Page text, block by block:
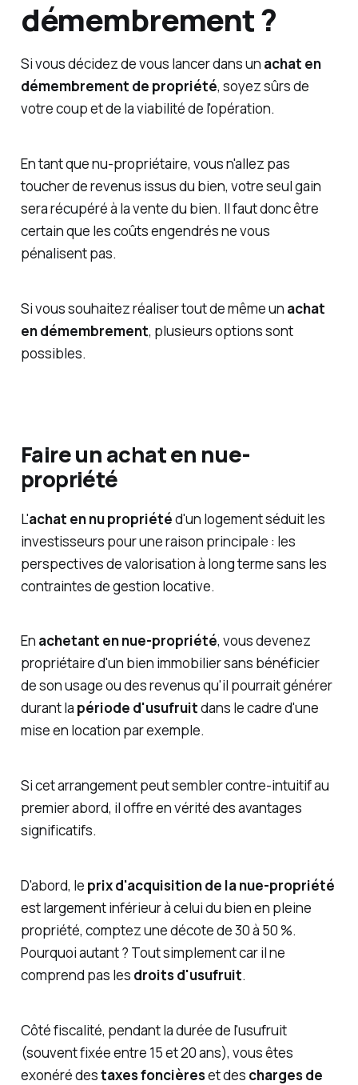
démembrement ?
Si vous décidez de vous lancer dans un achat en
démembrement de propriété, soyez sûrs de
votre coup et de la viabilité de l'opération.
En tant que nu-propriétaire, vous n'allez pas
toucher de revenus issus du bien, votre seul gain
sera récupéré à la vente du bien. Il faut donc être
certain que les coûts engendrés ne vous
pénalisent pas.
Si vous souhaitez réaliser tout de même un achat
en démembrement, plusieurs options sont
possibles.
Faire un achat en nue-
propriété
L'achat en nu propriétéd'un logement séduit les
investisseurs pour une raison principale : les
perspectives de valorisation à long terme sans les
contraintes de gestion locative.
En achetant en nue-propriété, vous devenez
propriétaire d'un bien immobilier sans bénéficier
de son usage ou des revenus qu'il pourrait générer
durant la période d'usufruitdans le cadre d'une
mise en location par exemple.
Si cet arrangement peut sembler contre-intuitif au
premier abord, il offre en vérité des avantages
significatifs.
D'abord, le prix d'acquisition de la nue-propriété
est largement inférieur à celui du bien en pleine
propriété, comptez une décote de 30 à 50 %.
Pourquoi autant ? Tout simplement car il ne
comprend pas les droits d'usufruit.
Côté fiscalité, pendant la durée de l'usufruit
(souvent fixée entre 15 et 20 ans), vous êtes
exonéré destaxes foncièreset des charges de